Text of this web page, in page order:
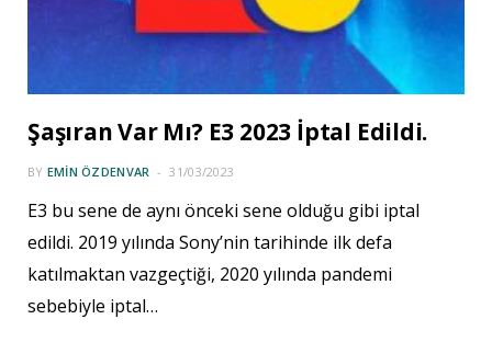
Şaşıran Var Mı? E3 2023 İptal Edildi.
BY EMIN ÖZDENVAR 31/03/2023
E3 bu sene de aynı önceki sene olduğu gibi iptal
edildi. 2019 yılında Sony’nin tarihinde ilk defa
katılmaktan vazgeçtiği, 2020 yılında pandemi
sebebiyle iptal…